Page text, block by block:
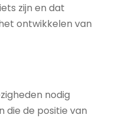
zijn en dat
ontwikkelen van
nodig
die de positie van